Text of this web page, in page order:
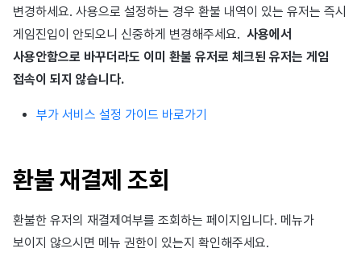
변경하세요. 사용으로 설정하는 경우 환불 내역이 있는 유저는 즉시
게임진입이 안되오니 신중하게 변경해주세요. 사용에서
사용안함으로 바꾸더라도 이미 환불 유저로 체크된 유저는 게임
접속이 되지 않습니다.
부가 서비스 설정 가이드 바로가기
환불 재결제 조회
환불한 유저의 재결제여부를 조회하는 페이지입니다. 메뉴가
보이지 않으시면 메뉴 권한이 있는지 확인해주세요.